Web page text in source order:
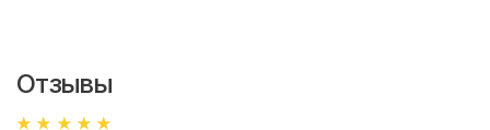
Отзывы